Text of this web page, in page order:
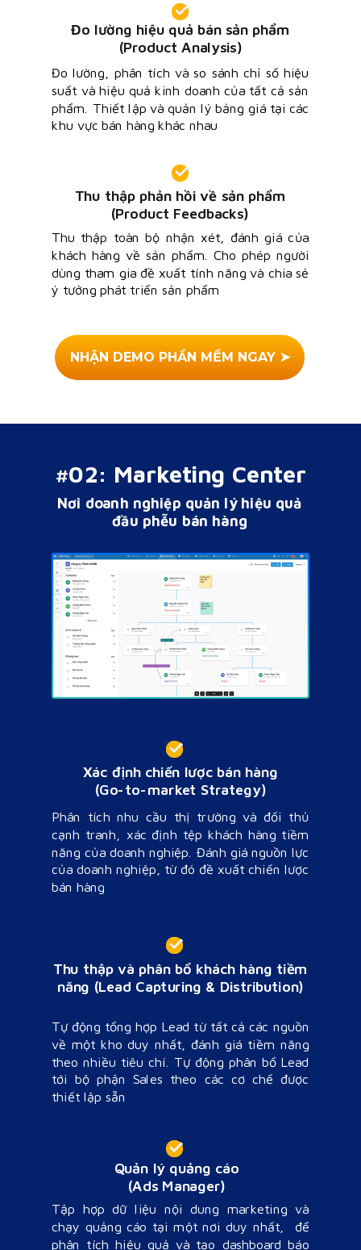
Thu thập phản hồi về sản phẩm
(Product Feedbacks)
NHẬN DEMO PHẦN MỀM NGAY ➤
Thu thập và phân bổ khách hàng tiềm
năng (Lead Capturing & Distribution)
Xác định chiến lược bán hàng
(Go-to-market Strategy)
Quản lý quảng cáo
(Ads Manager)
Tập hợp dữ liệu nội dung marketing và
chạy quảng cáo tại một nơi duy nhất, để
phân tích hiệu quả và tạo dashboard báo
Nơi doanh nghiệp quản lý hiệu quả
đầu phễu bán hàng
#02: Marketing Center
Đo lường hiệu quả bán sản phẩm
(Product Analysis)
Đo lường, phân tích và so sánh chỉ số hiệu
suất và hiệu quả kinh doanh của tất cả sản
phẩm. Thiết lập và quản lý bảng giá tại các
khu vực bán hàng khác nhau
Thu thập toàn bộ nhận xét, đánh giá của
khách hàng về sản phẩm.Cho phép người
dùng tham gia đề xuất tính năng và chia sẻ
ý tưởng phát triển sản phẩm
Phân tích nhu cầu thị trường và đối thủ
cạnh tranh, xác định tệp khách hàng tiềm
năng của doanh nghiệp. Đánh giá nguồn lực
của doanh nghiệp, từ đó đề xuất chiến lược
bán hàng
Tự động tổng hợp Lead từ tất cả các nguồn
về một kho duy nhất, đánh giá tiềm năng
theo nhiều tiêu chí. Tự động phân bổ Lead
tới bộ phận Sales theo các cơ chế được
thiết lập sẵn